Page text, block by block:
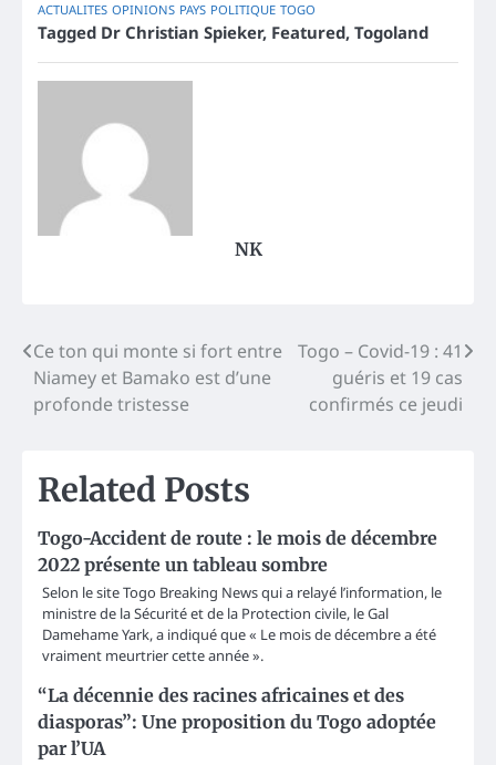
ACTUALITES OPINIONS PAYS POLITIQUE TOGO
Tagged Dr Christian Spieker, Featured, Togoland
NK
Post
navigation
Ce ton qui monte si fort entre
Niamey et Bamako est d’une
profonde tristesse
Togo – Covid-19 : 41
guéris et 19 cas
confirmés ce jeudi
Related Posts
Togo-Accident de route : le mois de décembre
2022 présente un tableau sombre
Selon le site Togo Breaking News qui a relayé l’information, le
ministre de la Sécurité et de la Protection civile, le Gal
Damehame Yark, a indiqué que « Le mois de décembre a été
vraiment meurtrier cette année ».
“La décennie des racines africaines et des
diasporas”: Une proposition du Togo adoptée
par l’UA